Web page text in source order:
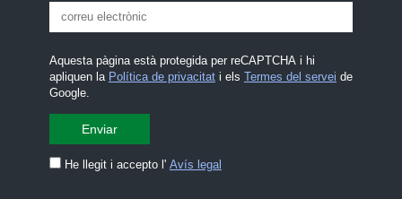
Aquesta pàgina està protegida per reCAPTCHA i hi
apliquen la Política de privacitati els Termes del servei de
Google.
He llegit i accepto l' Avís legal